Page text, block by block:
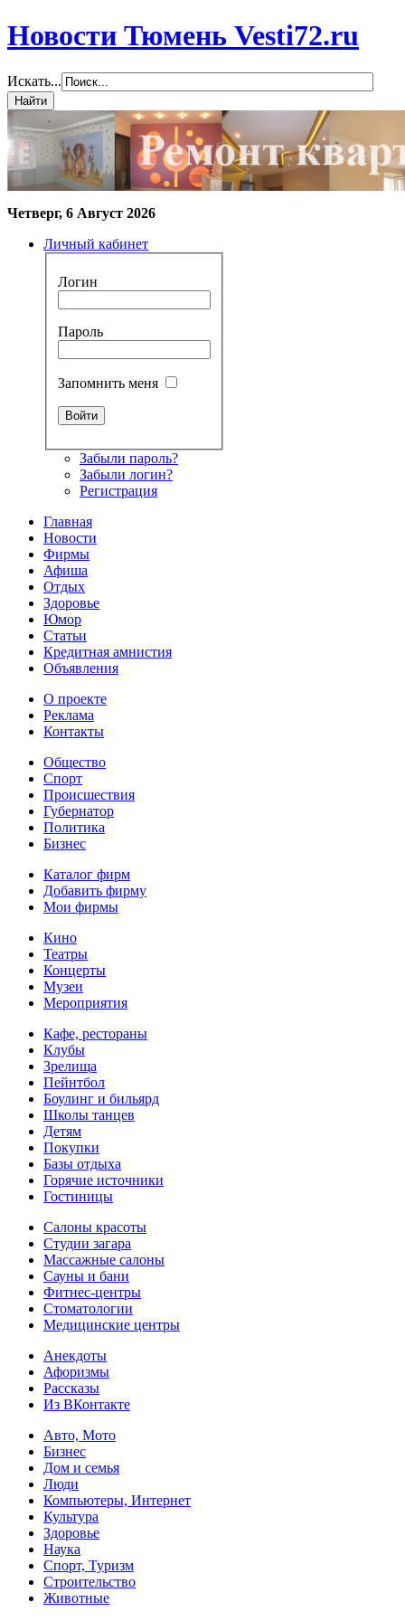
Новости Тюмень Vesti72.ru
Искать...
Четверг, 6 Август 2026
Личный кабинет
Логин
Пароль
Запомнить меня
Забыли пароль?
Забыли логин?
Регистрация
Главная
Новости
Фирмы
Афиша
Отдых
Здоровье
Юмор
Статьи
Кредитная амнистия
Объявления
О проекте
Реклама
Контакты
Общество
Спорт
Происшествия
Губернатор
Политика
Бизнес
Каталог фирм
Добавить фирму
Мои фирмы
Кино
Театры
Концерты
Музеи
Мероприятия
Кафе, рестораны
Клубы
Зрелища
Пейнтбол
Боулинг и бильярд
Школы танцев
Детям
Покупки
Базы отдыха
Горячие источники
Гостиницы
Салоны красоты
Студии загара
Массажные салоны
Сауны и бани
Фитнес-центры
Стоматологии
Медицинские центры
Анекдоты
Афоризмы
Рассказы
Из ВКонтакте
Авто, Мото
Бизнес
Дом и семья
Люди
Компьютеры, Интернет
Культура
Здоровье
Наука
Спорт, Туризм
Строительство
Животные